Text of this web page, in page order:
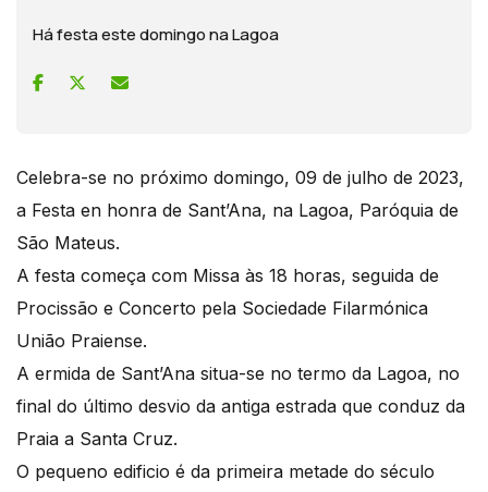
Há festa este domingo na Lagoa
Celebra-se no próximo domingo, 09 de julho de 2023,
a Festa en honra de Sant’Ana, na Lagoa, Paróquia de
São Mateus.
A festa começa com Missa às 18 horas, seguida de
Procissão e Concerto pela Sociedade Filarmónica
União Praiense.
A ermida de Sant’Ana situa-se no termo da Lagoa, no
final do último desvio da antiga estrada que conduz da
Praia a Santa Cruz.
O pequeno edificio é da primeira metade do século